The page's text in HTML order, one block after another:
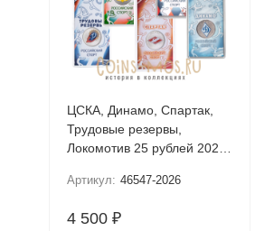
ЦСКА, Динамо, Спартак,
Трудовые резервы,
Локомотив 25 рублей 2026
Набор цветных монет в
Артикул: 46547-2026
4 500 ₽